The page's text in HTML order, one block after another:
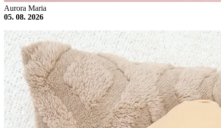
Aurora Maria
05. 08. 2026